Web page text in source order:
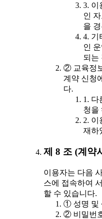
3. 이
인
을
4. 기
인
되는
② 교육정
계약 신청
다.
1. 다
청을
2. 이
재하
제 8 조 (계약
이용자는 다음
스에 접속하여
할 수 있습니다.
① 성명 및
② 비밀번